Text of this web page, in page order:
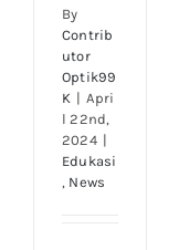
By
Contrib
utor
Optik99
K | Apri
l 22nd,
2024 |
Edukasi
, News